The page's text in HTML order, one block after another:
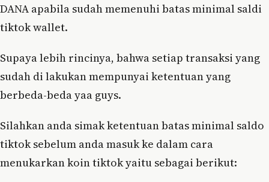
DANA apabila sudah memenuhi batas minimal saldi
tiktok wallet.
Supaya lebih rincinya, bahwa setiap transaksi yang
sudah di lakukan mempunyai ketentuan yang
berbeda-beda yaa guys.
Silahkan anda simak ketentuan batas minimal saldo
tiktok sebelum anda masuk ke dalam cara
menukarkan koin tiktok yaitu sebagai berikut: